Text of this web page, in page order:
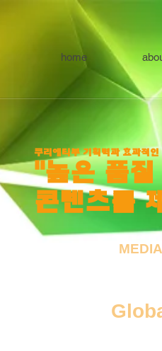
home
MEDIA
쿠리에티부 기획력과 효과적
"높은 품
콘텐츠를